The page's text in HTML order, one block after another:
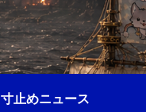
寸止めニュース